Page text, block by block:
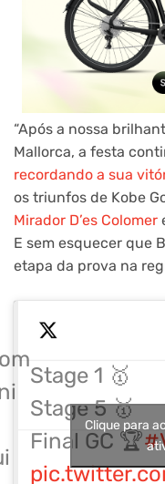
“Após a nossa
Mallorca, a festa
recordando a sua
os triunfos de Kobe
Mirador D’es Colomer
E sem esquecer que
etapa da prova na
Stage 1 🥇
Stage 5 🥇
Final GC 🏆
Clique para